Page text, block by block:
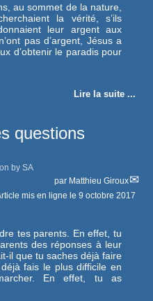
au sommet de la nature,
la vérité, s’ils
leur argent aux
pas d’argent, Jésus a
d’obtenir le paradis pour
Lire la suite ...
questions
by SA
par Matthieu Giroux
mis en ligne le 9 octobre 2017
tes parents. En effet, tu
des réponses à leur
il que tu saches déjà faire
fais le plus difficile en
En effet, tu as